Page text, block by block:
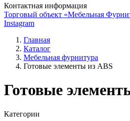
Контактная информация
Торговый объект «Мебельная
Instagram
Главная
Каталог
Мебельная фурнитура
Готовые элементы из ABS
Готовые
Категории